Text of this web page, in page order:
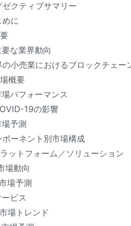
ゼクティブサマリー
に
な業界動向
の小売業におけるブロックチェー
概要
パフォーマンス
19の影響
予測
ポーネント別市場構成
ットフォーム／ソリューション
場動向
場予測
ビス
場トレンド